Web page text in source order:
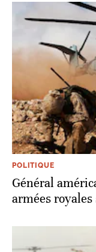
POLITIQUE
Général
armées royales